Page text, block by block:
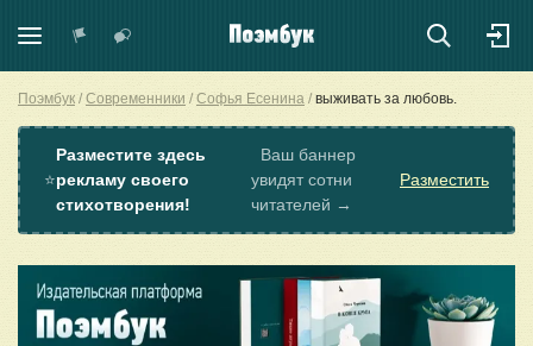
Поэмбук Современники Софья Есенина выживать за любовь.
⭐
Разместите здесь
рекламу своего
стихотворения!
Ваш баннер
увидят сотни
читателей →
Разместить